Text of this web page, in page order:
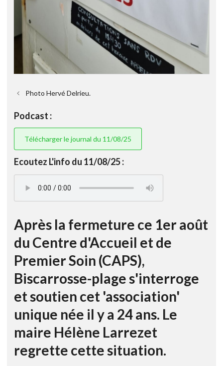
Photo Hervé Delrieu.
Podcast :
Télécharger le journal du 11/08/25
Ecoutez L'info du 11/08/25 :
Après la fermeture ce 1er août
du Centre d'Accueil et de
Premier Soin (CAPS),
Biscarrosse-plage s'interroge
et soutien cet 'association'
unique née il y a 24 ans. Le
maire Hélène Larrezet
regrette cette situation.